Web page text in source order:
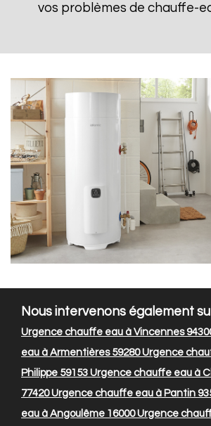
vos problèmes de chauffe-
Nous intervenons également
Urgence chauffe eau à Vincennes
eau à Armentières 59280Urgence
Philippe 59153 Urgence chauffe eau à
77420Urgence chauffe eau à Pantin
eau à Angoulême 16000Urgence